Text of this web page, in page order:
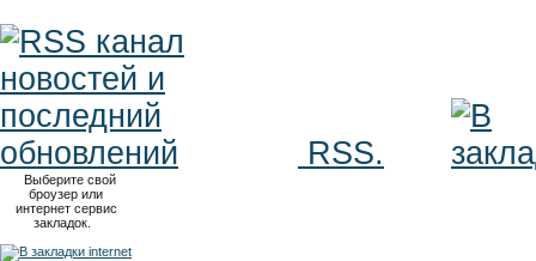
RSS.
Выберите свой
броузер или
интернет сервис
закладок.